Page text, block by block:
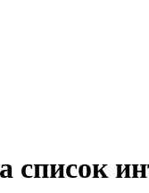
список